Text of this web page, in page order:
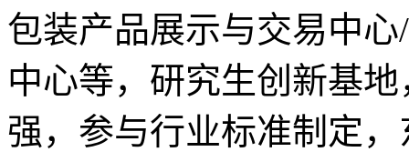
包装产品展示与交易中
中心等，研究生创新基
强，参与行业标准制定，